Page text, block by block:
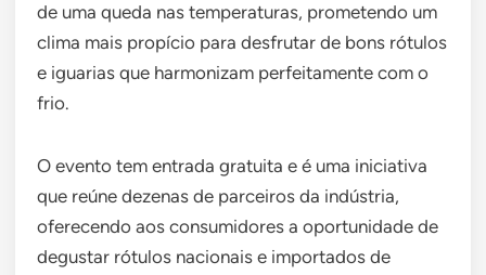
de uma queda nas temperaturas, prometendo um
clima mais propício para desfrutar de bons rótulos
e iguarias que harmonizam perfeitamente com o
frio.
O evento tem entrada gratuita e é uma iniciativa
que reúne dezenas de parceiros da indústria,
oferecendo aos consumidores a oportunidade de
degustar rótulos nacionais e importados de